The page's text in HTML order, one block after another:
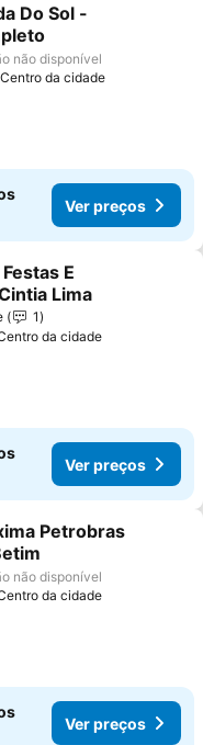
aos favoritos
Do Sol -
não disponível
da cidade
Ver preços
aos favoritos
E
Lima
1
da cidade
Ver preços
aos favoritos
Petrobras
não disponível
da cidade
Ver preços